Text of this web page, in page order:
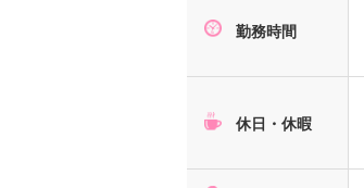
勤務時間
休日・休暇